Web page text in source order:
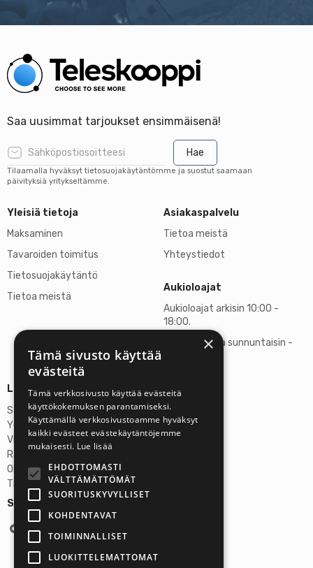
Saa uusimmat tarjoukset ensimmäisenä!
Hae
Tilaamalla hyväksyt tietosuojakäytäntömme ja suostut saamaan
päivityksiä yritykseltämme.
Yleisiä tietoja
Maksaminen
Tavaroiden toimitus
Tietosuojakäytäntö
Tietoa meistä
Asiakaspalvelu
Tietoa meistä
Yhteystiedot
Aukioloajat
Aukioloajat arkisin 10:00 -
18:00.
Lauantaisin ja sunnuntaisin -
Seuraa meitä:
Lisätietoja
Stardust Finland Oy
Y-tunnus: 2972445-9
Virallinen osoite
Rantatie 37 C75, 33250 Tampere
OP Tampere
Tilinumero FI6357300820922629
×
Tämä sivusto käyttää
evästeitä
Tämä verkkosivusto käyttää evästeitä
käyttökokemuksen parantamiseksi.
Käyttämällä verkkosivustoamme hyväksyt
kaikki evästeet evästekäytäntöjemme
mukaisesti. Lue lisää
EHDOTTOMASTI
VÄLTTÄMÄTTÖMÄT
SUORITUSKYVYLLISET
KOHDENTAVAT
TOIMINNALLISET
LUOKITTELEMATTOMAT